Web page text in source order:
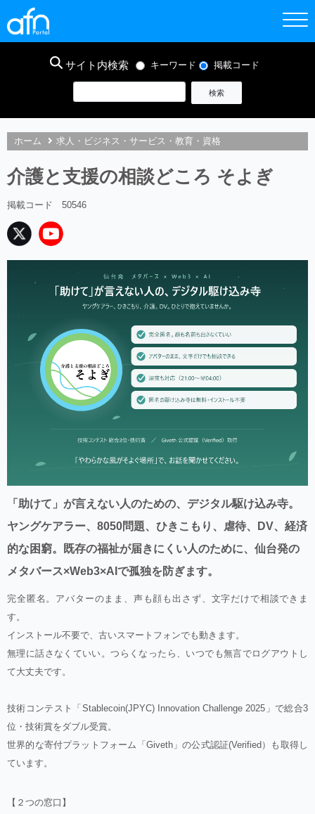
サイト内検索 キーワード 掲載コード
ホーム 求人・ビジネス・サービス・教育・資格
介護と支援の相談どころ そよぎ
掲載コード 50546
「助けて」が言えない人のための、デジタル駆け込み寺。
ヤングケアラー、8050問題、ひきこもり、虐待、DV、経済
的な困窮。既存の福祉が届きにくい人のために、仙台発の
メタバース×Web3×AIで孤独を防ぎます。
完全匿名。アバターのまま、声も顔も出さず、文字だけで相談できま
す。
インストール不要で、古いスマートフォンでも動きます。
無理に話さなくていい。つらくなったら、いつでも無言でログアウトし
て大丈夫です。
技術コンテスト「Stablecoin(JPYC) Innovation Challenge 2025」で総合3
位・技術賞をダブル受賞。
世界的な寄付プラットフォーム「Giveth」の公式認証(Verified）も取得し
ています。
【２つの窓口】